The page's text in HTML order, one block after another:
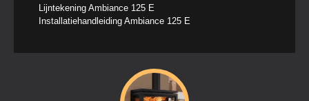
Lijntekening Ambiance 125 E
Installatiehandleiding Ambiance 125 E